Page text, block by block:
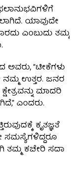
ಯಾವುದೇ
ಎಂಬುದು ತಮ್ಮ
“ಟೀಕೆಗಳು
ನಮ್ಮ ಉತ್ತರ. ಜನರ
ಮಾದರಿ
ಎಂದರು.
ಕೃತಜ್ಞತೆ
ಸಮಸ್ಯೆಗಳಿದ್ದರೂ
ತಮ್ಮ ಕಚೇರಿ ಸದಾ